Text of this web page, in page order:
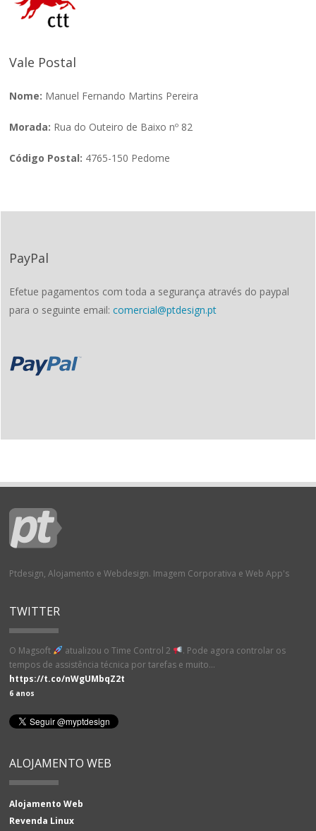
Vale Postal
Nome: Manuel Fernando Martins Pereira
Morada: Rua do Outeiro de Baixo nº 82
Código Postal: 4765-150 Pedome
PayPal
Efetue pagamentos com toda a segurança através do paypal
para o seguinte email:comercial@ptdesign.pt
Ptdesign, Alojamento e Webdesign. Imagem Corporativa e Web App's
TWITTER
O Magsoft atualizou o Time Control 2
. Pode agora controlar os
tempos de assistência técnica por tarefas e muito…
https://t.co/nWgUMbqZ2t
6 anos
ALOJAMENTO WEB
Alojamento Web
Revenda Linux